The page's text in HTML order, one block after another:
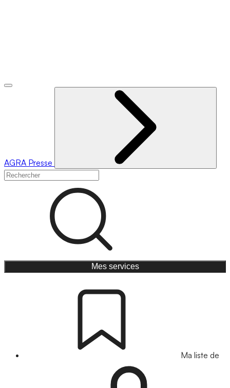
AGRA Presse
Mes services
Ma liste de